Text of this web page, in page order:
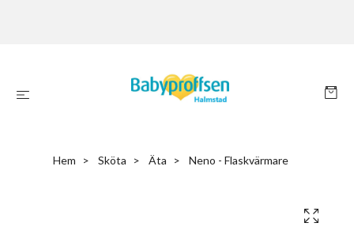
Hem Sköta Äta Neno - Flaskvärmare